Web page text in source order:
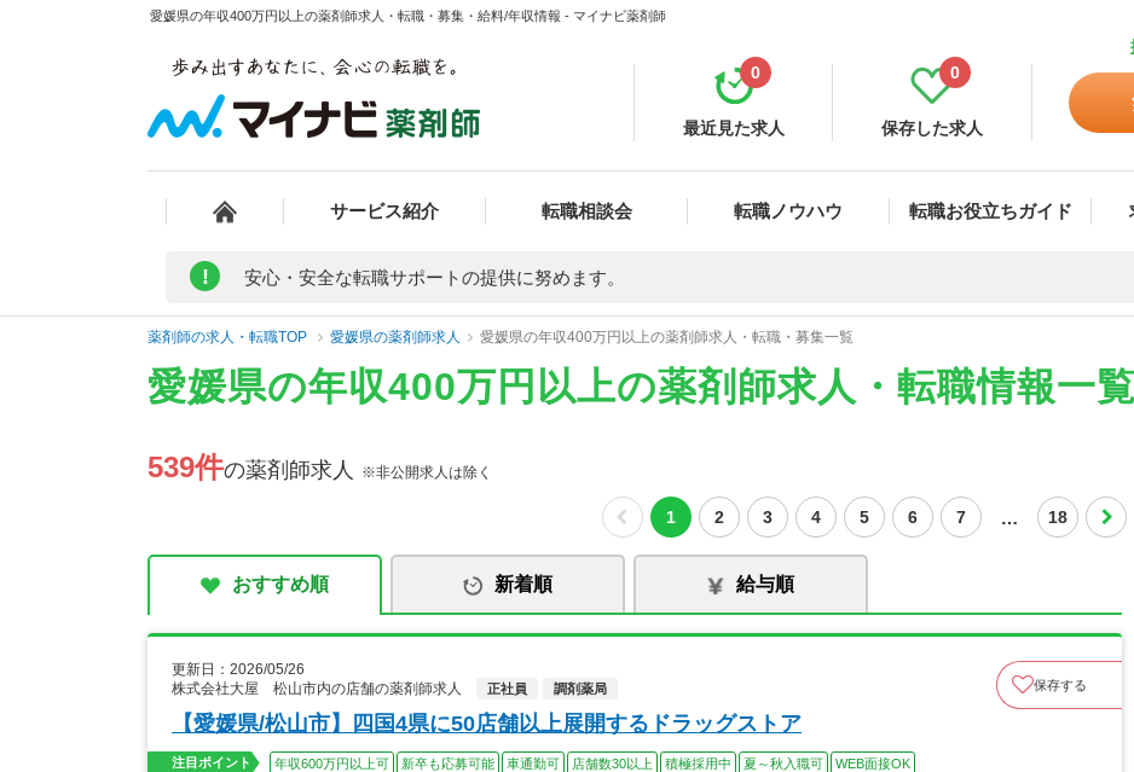
愛媛県の年収400万円以上の薬剤師求人・転職・募集・給料/年収情報 - マイナビ薬剤師
最近見た求人
0
保存した求人
0
サービス紹介 転職相談会 転職ノウハウ 転職お役立ちガイド
! 安心・安全な転職サポートの提供に努めます。
薬剤師の求人・転職TOP 愛媛県の薬剤師求人 愛媛県の年収400万円以上の薬剤師求人・転職・募集一覧
愛媛県の年収400万円以上の薬剤師求人・転職情報一覧
539件の薬剤師求人 ※非公開求人は除く
1 2 3 4 5 6 7 … 18
おすすめ順 新着順 給与順
更新日：2026/05/26
株式会社大屋 松山市内の店舗の薬剤師求人
正社員 調剤薬局 保存する
【愛媛県/松山市】四国4県に50店舗以上展開するドラッグストア
注目ポイント 年収600万円以上可 新卒も応募可能 車通勤可 店舗数30以上 積極採用中 夏～秋入職可 WEB面接OK